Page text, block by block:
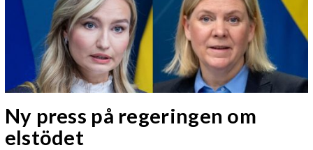
Ny press på regeringen om
elstödet